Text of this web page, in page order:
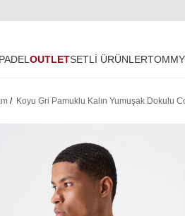
OUTLETSETLİ ÜRÜNLER
/ Koyu Gri Pamuklu Kalın Yumuşak Dokulu